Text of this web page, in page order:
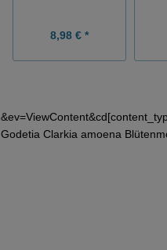
8,98 € *
Godetia Clarkia amoena